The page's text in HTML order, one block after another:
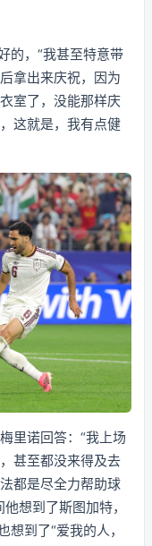
的，“我甚至特意带
拿出来庆祝，因为
室了，没能那样庆
这就是，我有点健
里诺回答：“我上场
甚至都没来得及去
都是尽全力帮助球
想到了斯图加特，
到了“爱我的人，